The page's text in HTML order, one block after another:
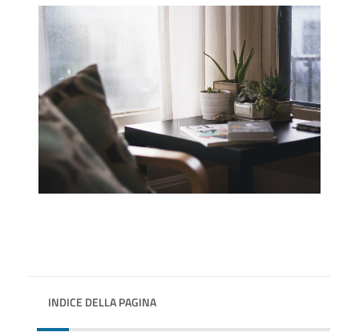
INDICE DELLA PAGINA